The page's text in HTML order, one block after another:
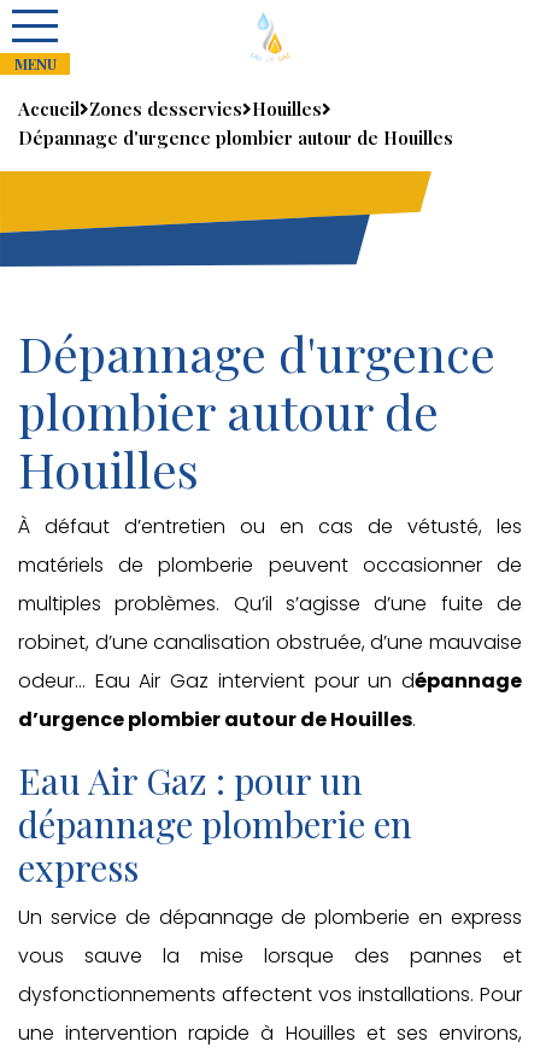
Accueil Zones desservies Houilles
Dépannage d'urgence plombier autour de Houilles
Dépannage d'urgence
plombier autour de
Houilles
À défaut d’entretien ou en cas de vétusté, les
matériels de plomberie peuvent occasionner de
multiples problèmes. Qu’il s’agisse d’une fuite de
robinet, d’une canalisation obstruée, d’une mauvaise
odeur… Eau Air Gaz intervient pour un dépannage
d’urgence plombier autour de Houilles.
Eau Air Gaz : pour un
dépannage plomberie en
express
Un service de dépannage de plomberie en express
vous sauve la mise lorsque des pannes et
dysfonctionnements affectent vos installations. Pour
une intervention rapide à Houilles et ses environs,